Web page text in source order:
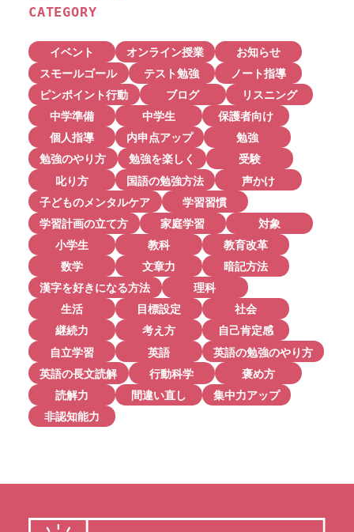
CATEGORY
イベント オンライン授業
お知らせ
スモールゴール
テスト勉強
ノート指導
ピンポイント行動
ブログ
リスニング
中学準備
中学生
保護者向け
個人指導
内申点アップ
勉強
勉強のやり方
勉強を楽しく
受験
叱り方
国語の勉強方法
声かけ
子どものメンタルケア
学習習慣
学習計画の立て方
家庭学習
対象
小学生
教科
教育改革
数学
文章力
暗記方法
漢字を好きになる方法
理科
生活
目標設定
社会
継続力
考え方
自己肯定感
自立学習
英語
英語の勉強のやり方
英語の長文読解
行動科学
褒め方
読解力
間違い直し
集中力アップ
非認知能力